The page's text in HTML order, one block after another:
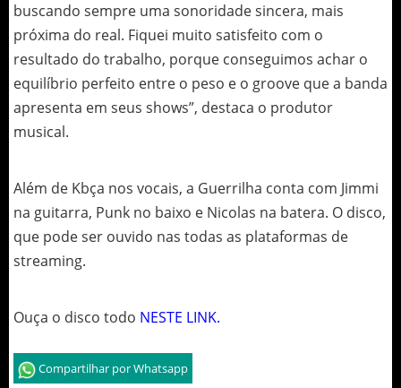
buscando sempre uma sonoridade sincera, mais
próxima do real. Fiquei muito satisfeito com o
resultado do trabalho, porque conseguimos achar o
equilíbrio perfeito entre o peso e o groove que a banda
apresenta em seus shows”, destaca o produtor
musical.
Além de Kbça nos vocais, a Guerrilha conta com Jimmi
na guitarra, Punk no baixo e Nicolas na batera. O disco,
que pode ser ouvido nas todas as plataformas de
streaming.
Ouça o disco todo NESTE LINK.
Compartilhar por Whatsapp